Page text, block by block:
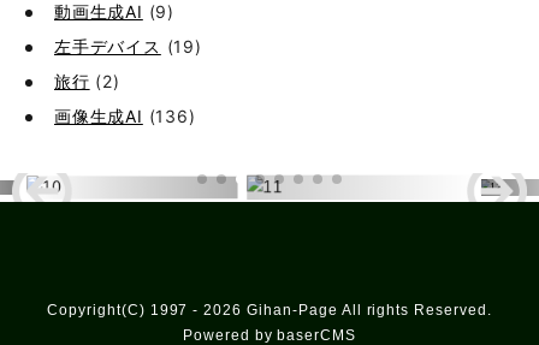
動画生成AI (9)
左手デバイス (19)
旅行 (2)
画像生成AI (136)
Copyright(C) 1997 - 2026 Gihan-Page All rights Reserved.
Powered by baserCMS